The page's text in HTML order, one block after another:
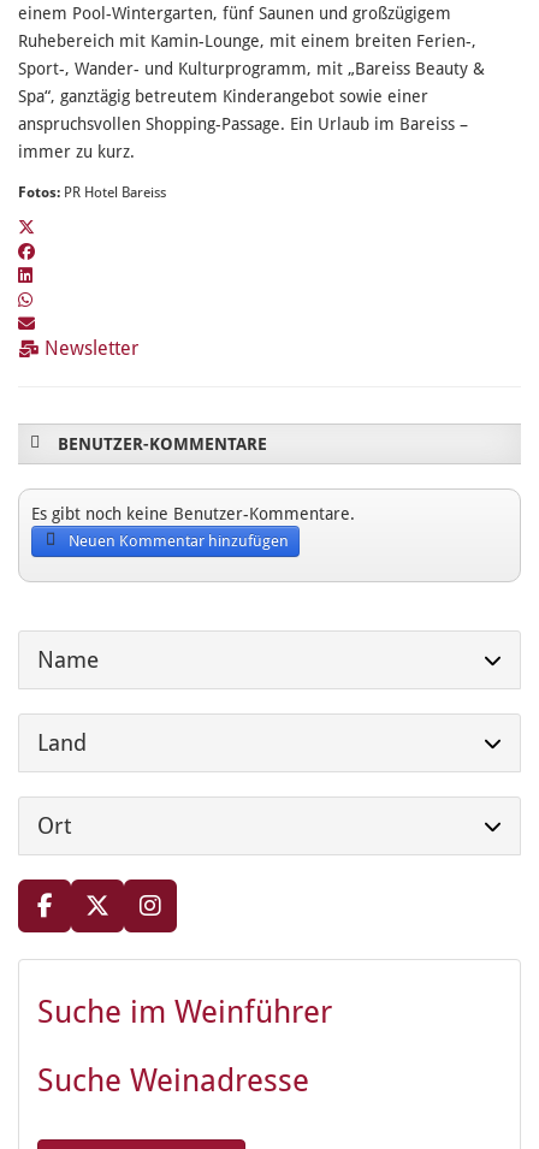
einem Pool-Wintergarten, fünf Saunen und großzügigem
Ruhebereich mit Kamin-Lounge, mit einem breiten Ferien-,
Sport-, Wander- und Kulturprogramm, mit „Bareiss Beauty &
Spa“, ganztägig betreutem Kinderangebot sowie einer
anspruchsvollen Shopping-Passage. Ein Urlaub im Bareiss –
immer zu kurz.
Fotos: PR Hotel Bareiss
Newsletter
BENUTZER-KOMMENTARE
Es gibt noch keine Benutzer-Kommentare.
Neuen Kommentar hinzufügen
Name
Land
Ort
Suche im Weinführer
Suche Weinadresse